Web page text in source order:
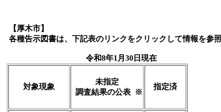
【厚木市】
各種告示図書は、下記表のリンクをクリックして情報を参
令和8年1月30日現在
対象現象
未指定
調査結果の公表 ※
指定済